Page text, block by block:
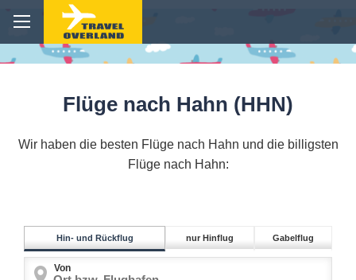
Flüge nach Hahn (HHN)
Wir haben die besten Flüge nach Hahn und die billigsten
Flüge nach Hahn:
Hin- und Rückflug nur Hinflug Gabelflug
Von